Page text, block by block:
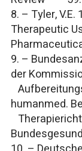
8. – Tyler, V.E.
Therapeutic
9. –
der
humanmed.